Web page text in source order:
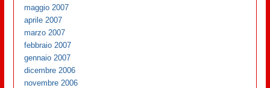
maggio 2007
aprile 2007
marzo 2007
febbraio 2007
gennaio 2007
dicembre 2006
novembre 2006